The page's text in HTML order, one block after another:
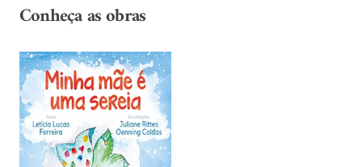
Conheça as obras